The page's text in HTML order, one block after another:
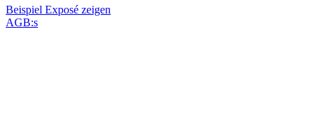
Beispiel Exposé zeigen
AGB:s